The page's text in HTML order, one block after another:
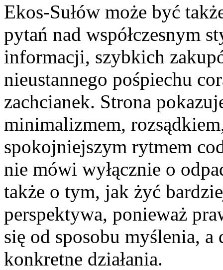
Ekos-Sułów może być
pytań nad współczesnym
informacji, szybkich
nieustannego pośpiechu
zachcianek. Strona
minimalizmem,
spokojniejszym rytmem
nie mówi wyłącznie o
także o tym, jak żyć
perspektywa, ponieważ
się od sposobu myślenia,
konkretne działania.